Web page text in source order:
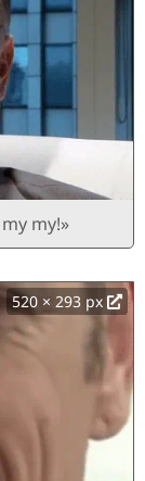
my!»
520 × 293 px